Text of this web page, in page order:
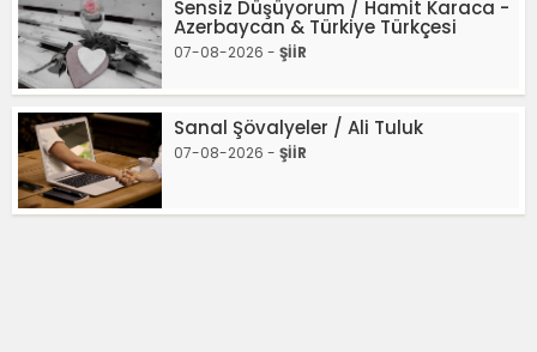
Sensiz Düşüyorum / Hamit Karaca -
Azerbaycan & Türkiye Türkçesi
07-08-2026 - ŞİİR
Sanal Şövalyeler / Ali Tuluk
07-08-2026 - ŞİİR